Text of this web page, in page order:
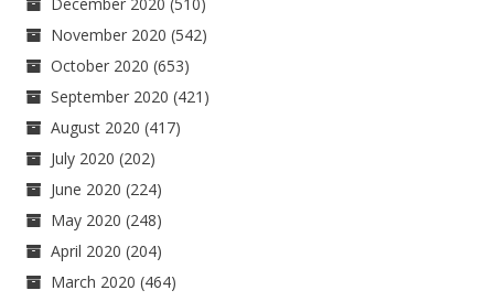
November 2020 (542)
October 2020 (653)
September 2020 (421)
August 2020 (417)
July 2020 (202)
June 2020 (224)
May 2020 (248)
April 2020 (204)
March 2020 (464)